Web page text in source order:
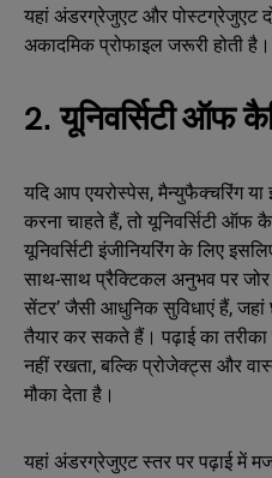
यहां अंडरग्रेजुएट और पोस्टग्रेजुएट
अकादमिक प्रोफाइल जरूरी होती है।
2. यूनिवर्सिटी ऑफ
यदि आप एयरोस्पेस, मैन्युफैक्चरिंग या
करना चाहते हैं, तो यूनिवर्सिटी ऑफ
यूनिवर्सिटी इंजीनियरिंग के लिए
साथ-साथ प्रैक्टिकल अनुभव पर जोर
सेंटर’ जैसी आधुनिक सुविधाएं हैं,
तैयार कर सकते हैं। पढ़ाई का तरीका
नहीं रखता, बल्कि प्रोजेक्ट्स और
मौका देता है।
यहां अंडरग्रेजुएट स्तर पर पढ़ाई में